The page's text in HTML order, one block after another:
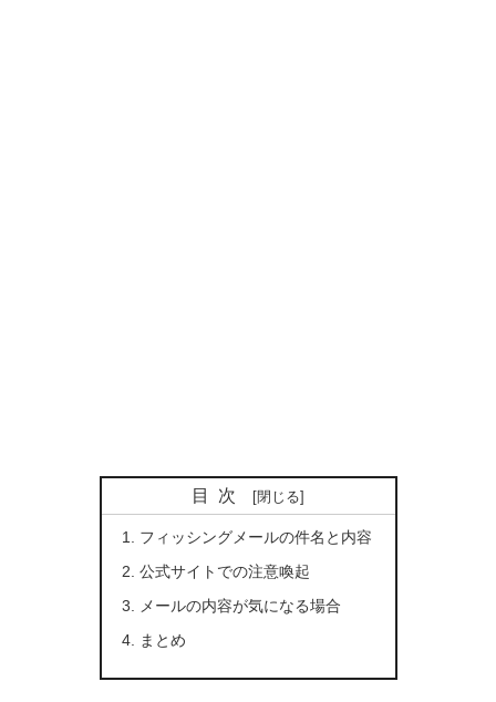
目次
フィッシングメールの件名と内容
公式サイトでの注意喚起
メールの内容が気になる場合
まとめ